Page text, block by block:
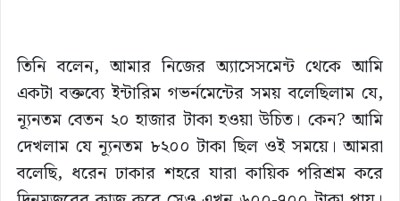
তিনি বলেন, আমার নিজের অ্যাসেসমেন্ট থেকে আমি
একটা বক্তব্যে ইন্টারিম গভর্নমেন্টের সময় বলেছিলাম যে,
ন্যূনতম বেতন ২০ হাজার টাকা হওয়া উচিত। কেন? আমি
দেখলাম যে ন্যূনতম ৮২০০ টাকা ছিল ওই সময়ে। আমরা
বলেছি, ধরেন ঢাকার শহরে যারা কায়িক পরিশ্রম করে